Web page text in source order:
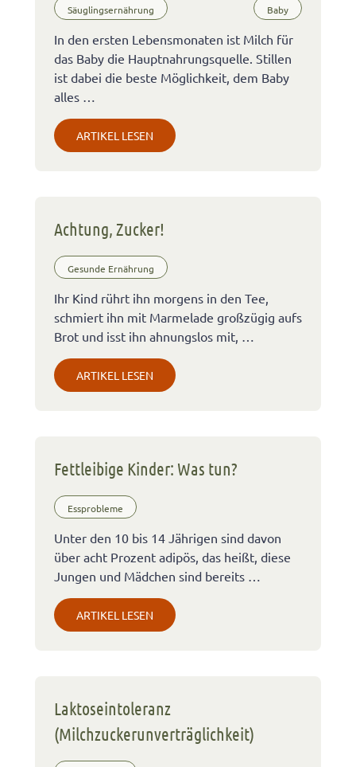
Säuglingsernährung Baby
In den ersten Lebensmonaten ist Milch für
das Baby die Hauptnahrungsquelle. Stillen
ist dabei die beste Möglichkeit, dem Baby
alles …
ARTIKEL LESEN
Achtung, Zucker!
Gesunde Ernährung
Ihr Kind rührt ihn morgens in den Tee,
schmiert ihn mit Marmelade großzügig aufs
Brot und isst ihn ahnungslos mit, …
ARTIKEL LESEN
Fettleibige Kinder: Was tun?
Essprobleme
Unter den 10 bis 14 Jährigen sind davon
über acht Prozent adipös, das heißt, diese
Jungen und Mädchen sind bereits …
ARTIKEL LESEN
Laktoseintoleranz
(Milchzuckerunverträglichkeit)